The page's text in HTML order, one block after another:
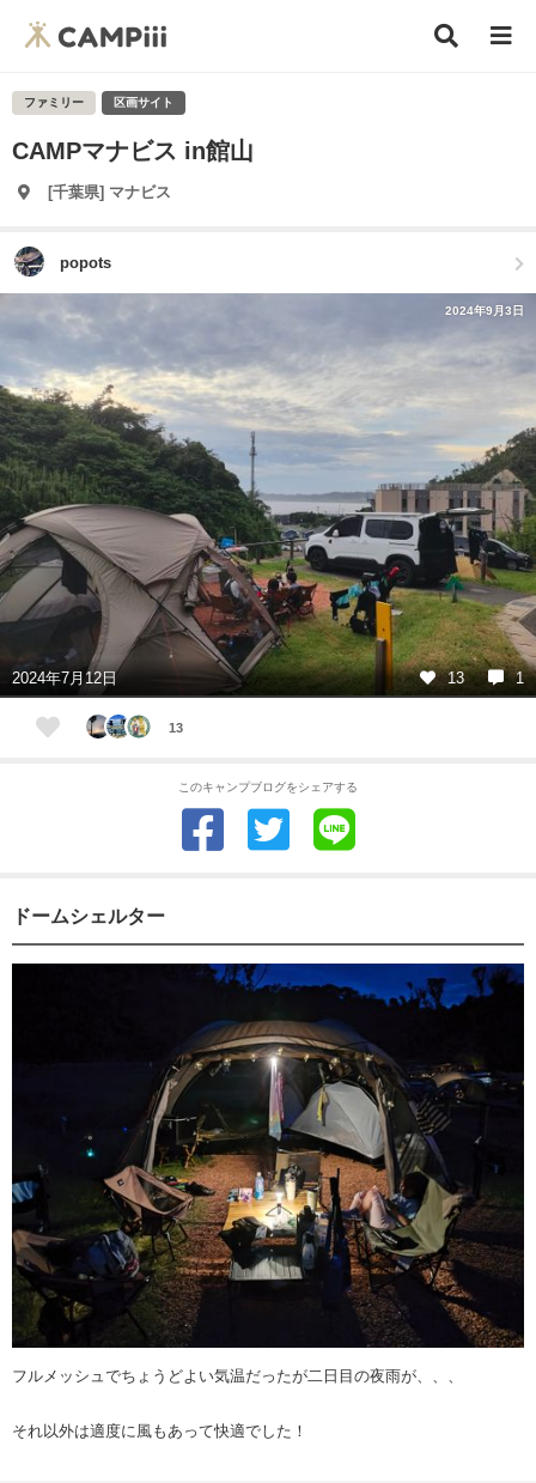
ファミリー 区画サイト
CAMPマナビス in館山
[千葉県] マナビス
popots
2024年9月3日
2024年7月12日 13 1
13
このキャンプブログをシェアする
ドームシェルター
フルメッシュでちょうどよい気温だったが二日目の夜雨が、、、
それ以外は適度に風もあって快適でした！